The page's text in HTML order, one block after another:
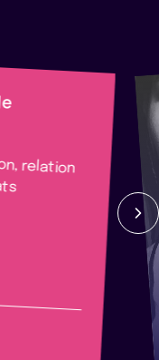
relation